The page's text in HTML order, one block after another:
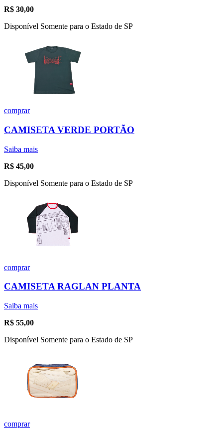
R$ 30,00
Disponível Somente para o Estado de SP
comprar
CAMISETA VERDE PORTÃO
Saiba mais
R$ 45,00
Disponível Somente para o Estado de SP
comprar
CAMISETA RAGLAN PLANTA
Saiba mais
R$ 55,00
Disponível Somente para o Estado de SP
comprar